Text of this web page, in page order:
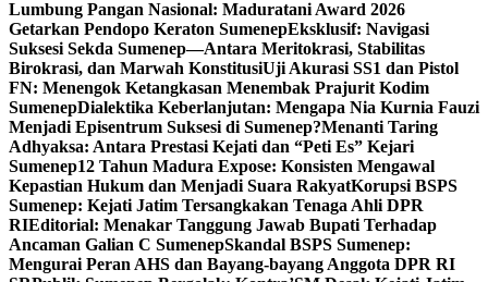
Lumbung Pangan Nasional: Maduratani Award 2026
Getarkan Pendopo Keraton SumenepEksklusif: Navigasi
Suksesi Sekda Sumenep—Antara Meritokrasi, Stabilitas
Birokrasi, dan Marwah KonstitusiUji Akurasi SS1 dan Pistol
FN: Menengok Ketangkasan Menembak Prajurit Kodim
SumenepDialektika Keberlanjutan: Mengapa Nia Kurnia Fauzi
Menjadi Episentrum Suksesi di Sumenep?Menanti Taring
Adhyaksa: Antara Prestasi Kejati dan “Peti Es” Kejari
Sumenep12 Tahun Madura Expose: Konsisten Mengawal
Kepastian Hukum dan Menjadi Suara RakyatKorupsi BSPS
Sumenep: Kejati Jatim Tersangkakan Tenaga Ahli DPR
RIEditorial: Menakar Tanggung Jawab Bupati Terhadap
Ancaman Galian C SumenepSkandal BSPS Sumenep:
Mengurai Peran AHS dan Bayang-bayang Anggota DPR RI